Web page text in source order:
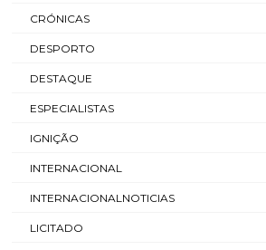
CRÓNICAS
DESPORTO
DESTAQUE
ESPECIALISTAS
IGNIÇÃO
INTERNACIONAL
INTERNACIONALNOTICIAS
LICITADO